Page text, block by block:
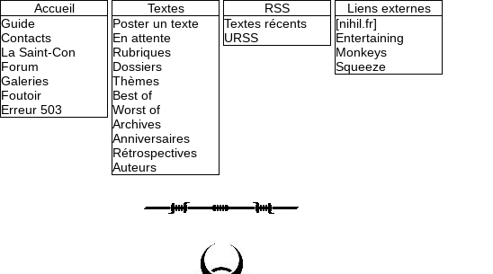
Accueil
Guide
Contacts
La Saint-Con
Forum
Galeries
Foutoir
Erreur 503
Textes
Poster un texte
En attente
Rubriques
Dossiers
Thèmes
Best of
Worst of
Archives
Anniversaires
Rétrospectives
Auteurs
RSS
Textes récents
URSS
Liens externes
[nihil.fr]
Entertaining
Monkeys
Squeeze